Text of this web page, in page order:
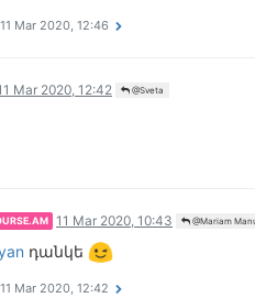
11 Mar 2020, 12:46
Mar 2020, 12:42 @Sveta
11 Mar 2020, 10:43 @Mariam
դանկե
11 Mar 2020, 12:42